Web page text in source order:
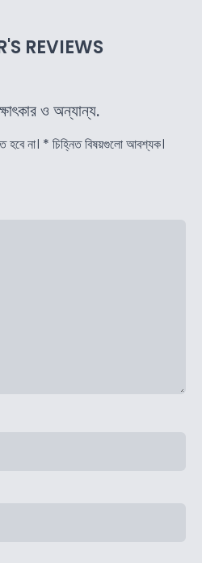
REVIEWS
ও অন্যান্য.
না। * চিহ্নিত বিষয়গুলো আবশ্যক।